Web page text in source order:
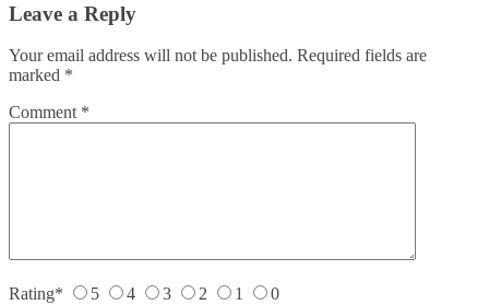
Leave a Reply
Your email address will not be published. Required fields are
marked *
Comment *
Rating* 5 4 3 2 1 0